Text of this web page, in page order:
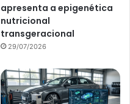
apresenta a epigenética
nutricional
transgeracional
29/07/2026